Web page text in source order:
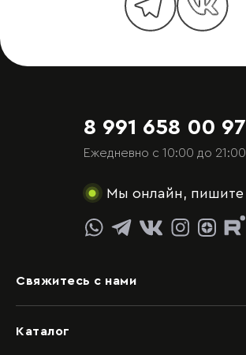
8 991 658 00 97
Ежедневно с 10:00 до 21:00
Мы онлайн, пишите
Каталог
Свяжитесь с нами
Задать вопрос
Видеоконсультация со специалистом